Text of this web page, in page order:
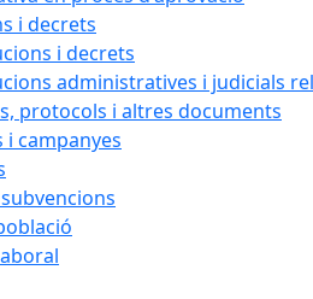
i decrets
i decrets
administratives i judicials
protocols i altres documents
i campanyes